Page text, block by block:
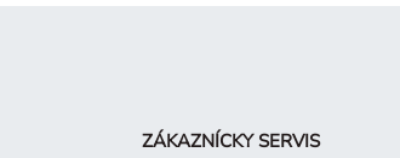
ZÁKAZNÍCKY SERVIS